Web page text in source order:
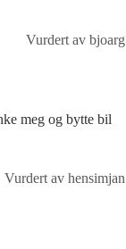
Vurdert av bjoarg
Vurdert av hensimjan